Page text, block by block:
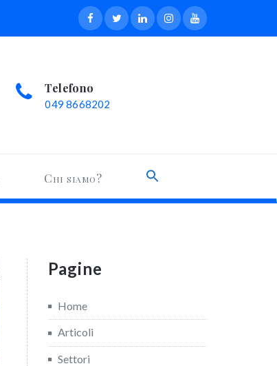
Telefono
049 8668202
Chi siamo?
Pagine
Home
Articoli
Settori